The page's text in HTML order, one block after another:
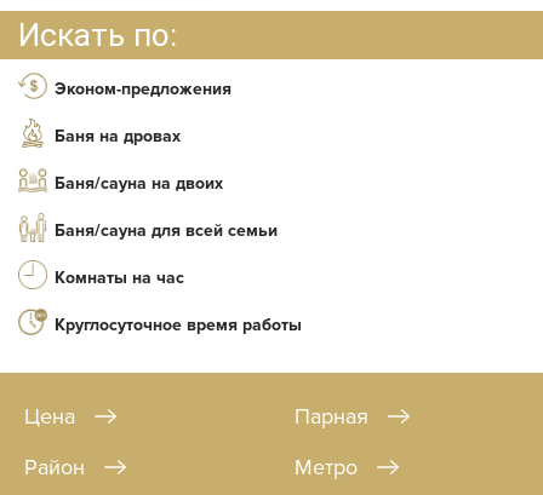
Искать по:
Эконом-предложения
Баня на дровах
Баня/сауна на двоих
Баня/сауна для всей семьи
Комнаты на час
Круглосуточное время работы
Цена
Парная
Район
Метро